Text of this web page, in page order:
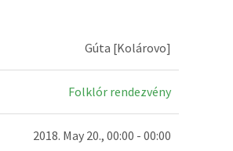
Gúta [Kolárovo]
Folklór rendezvény
2018. May 20., 00:00 - 00:00